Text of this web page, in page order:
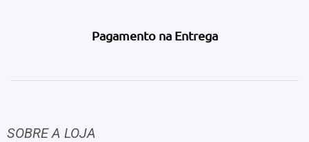
Pagamento na Entrega
SOBRE A LOJA